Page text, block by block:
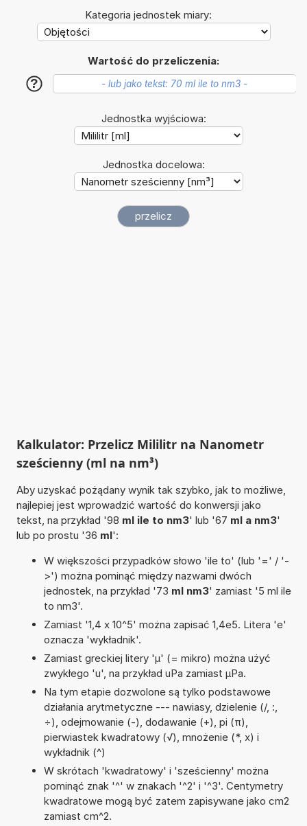
Kategoria jednostek miary:
Wartość do przeliczenia:
?
Jednostka wyjściowa:
Jednostka docelowa:
Kalkulator: Przelicz Mililitr na Nanometr
sześcienny (ml na nm³)
Aby uzyskać pożądany wynik tak szybko, jak to możliwe,
najlepiej jest wprowadzić wartość do konwersji jako
tekst, na przykład '98 ml ile to nm3' lub '67 ml a nm3'
lub po prostu '36 ml':
W większości przypadków słowo 'ile to' (lub '=' / '-
>') można pominąć między nazwami dwóch
jednostek, na przykład '73 ml nm3' zamiast '5 ml ile
to nm3'.
Zamiast '1,4 x 10^5' można zapisać 1,4e5. Litera 'e'
oznacza 'wykładnik'.
Zamiast greckiej litery 'µ' (= mikro) można użyć
zwykłego 'u', na przykład uPa zamiast µPa.
Na tym etapie dozwolone są tylko podstawowe
działania arytmetyczne --- nawiasy, dzielenie (/, :,
÷), odejmowanie (-), dodawanie (+), pi (π),
pierwiastek kwadratowy (√), mnożenie (*, x) i
wykładnik (^)
W skrótach 'kwadratowy' i 'sześcienny' można
pominąć znak '^' w znakach '^2' i '^3'. Centymetry
kwadratowe mogą być zatem zapisywane jako cm2
zamiast cm^2.